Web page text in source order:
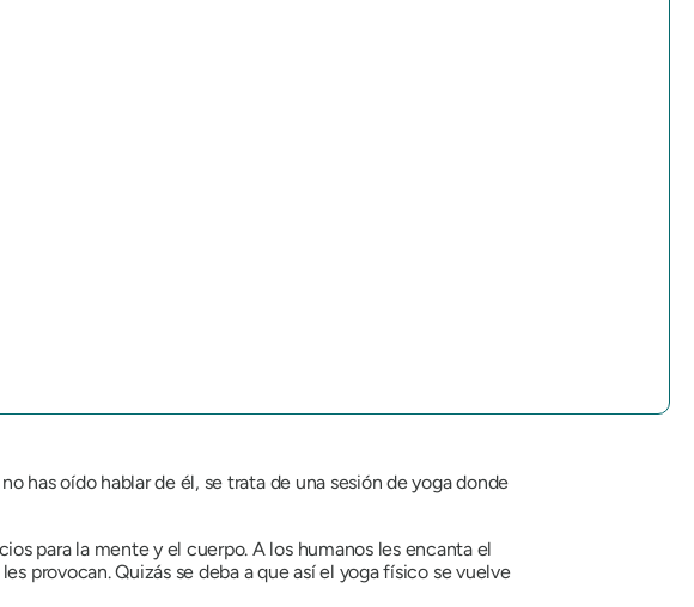
has oído hablar de él, se trata de una sesión de yoga donde
para la mente y el cuerpo. A los humanos les encanta el
provocan. Quizás se deba a que así el yoga físico se vuelve